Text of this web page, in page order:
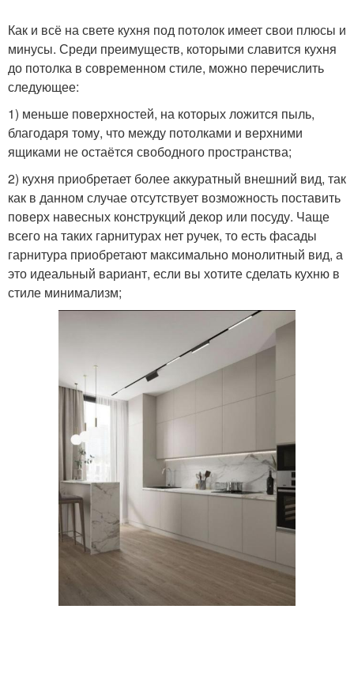
Как и всё на свете кухня под потолок имеет свои плюсы и
минусы. Среди преимуществ, которыми славится кухня
до потолка в современном стиле, можно перечислить
следующее:
1) меньше поверхностей, на которых ложится пыль,
благодаря тому, что между потолками и верхними
ящиками не остаётся свободного пространства;
2) кухня приобретает более аккуратный внешний вид, так
как в данном случае отсутствует возможность поставить
поверх навесных конструкций декор или посуду. Чаще
всего на таких гарнитурах нет ручек, то есть фасады
гарнитура приобретают максимально монолитный вид, а
это идеальный вариант, если вы хотите сделать кухню в
стиле минимализм;